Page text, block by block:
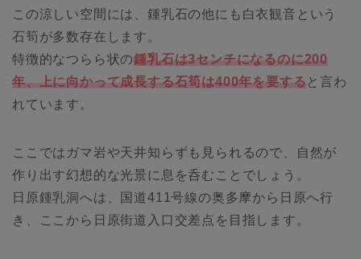
この涼しい空間には、鍾乳石の他にも白衣観音という
石筍が多数存在します。
特徴的なつらら状の鍾乳石は3センチになるのに200
年、上に向かって成長する石筍は400年を要すると言わ
れています。
ここではガマ岩や天井知らずも見られるので、自然が
作り出す幻想的な光景に息を呑むことでしょう。
日原鍾乳洞へは、国道411号線の奥多摩から日原へ行
き、ここから日原街道入口交差点を目指します。